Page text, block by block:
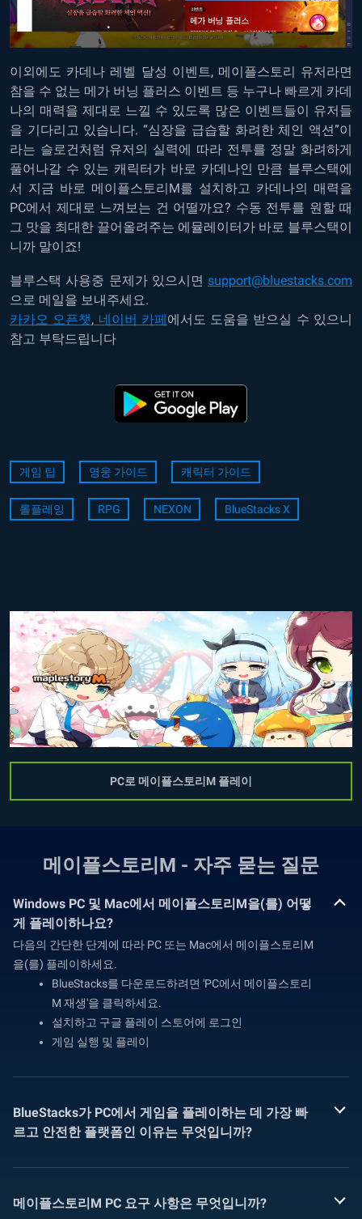
이외에도 카데나 레벨 달성 이벤트, 메이플스토리 유저라면
참을 수 없는 메가 버닝 플러스 이벤트 등 누구나 빠르게 카데
나의 매력을 제대로 느낄 수 있도록 많은 이벤트들이 유저들
을 기다리고 있습니다. “심장을 급습할 화려한 체인 액션”이
라는 슬로건처럼 유저의 실력에 따라 전투를 정말 화려하게
풀어나갈 수 있는 캐릭터가 바로 카데나인 만큼 블루스택에
서 지금 바로 메이플스토리M를 설치하고 카데나의 매력을
PC에서 제대로 느껴보는 건 어떨까요? 수동 전투를 원할 때
그 맛을 최대한 끌어올려주는 에뮬레이터가 바로 블루스택이
니까 말이죠!
블루스택 사용중 문제가 있으시면 support@bluestacks.com
으로 메일을 보내주세요.
카카오 오픈챗, 네이버 카페에서도 도움을 받으실 수 있으니
참고 부탁드립니다
게임 팁 영웅 가이드 캐릭터 가이드
롤플레잉 RPG NEXON BlueStacks X
PC로 메이플스토리M 플레이
메이플스토리M - 자주 묻는 질문
Windows PC 및 Mac에서 메이플스토리M을(를) 어떻
게 플레이하나요?
다음의 간단한 단계에 따라 PC 또는 Mac에서 메이플스토리M
을(를) 플레이하세요.
BlueStacks를 다운로드하려면 'PC에서 메이플스토리
M 재생'을 클릭하세요.
설치하고 구글 플레이 스토어에 로그인
게임 실행 및 플레이
BlueStacks가 PC에서 게임을 플레이하는 데 가장 빠
르고 안전한 플랫폼인 이유는 무엇입니까?
메이플스토리M PC 요구 사항은 무엇입니까?